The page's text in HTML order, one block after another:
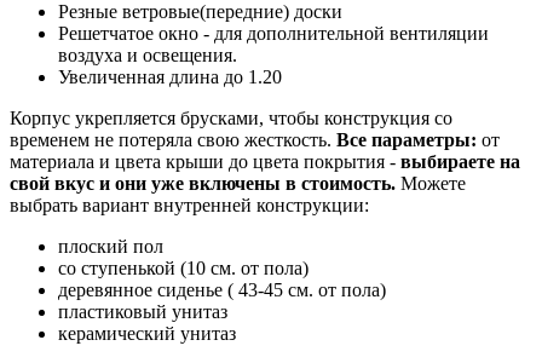
Резные ветровые(передние) доски
Решетчатое окно - для дополнительной вентиляции
воздуха и освещения.
Увеличенная длина до 1.20
Корпус укрепляется брусками, чтобы конструкция со
временем не потеряла свою жесткость. Все параметры: от
материала и цвета крыши до цвета покрытия - выбираете на
свой вкус и они уже включены в стоимость. Можете
выбрать вариант внутренней конструкции:
плоский пол
со ступенькой (10 см. от пола)
деревянное сиденье ( 43-45 см. от пола)
пластиковый унитаз
керамический унитаз